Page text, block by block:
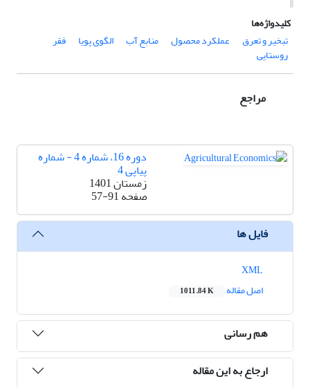
کلیدواژه‌ها
تبخیر و تعرق
عملکرد محصول منابع آب الگوی پویا فقر
روستایی
مراجع
دوره 16، شماره 4 - شماره
پیاپی 4
زمستان 1401
صفحه57-91
فایل ها
اصل مقاله
1011.84 K
هم رسانی
ارجاع به این مقاله